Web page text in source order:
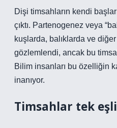
Dişi timsahların kendi
çıktı. Partenogenez veya
kuşlarda, balıklarda ve
gözlemlendi, ancak bu
Bilim insanları bu özelliğin
inanıyor.
Timsahlar tek